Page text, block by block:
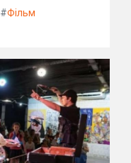
#Фільм